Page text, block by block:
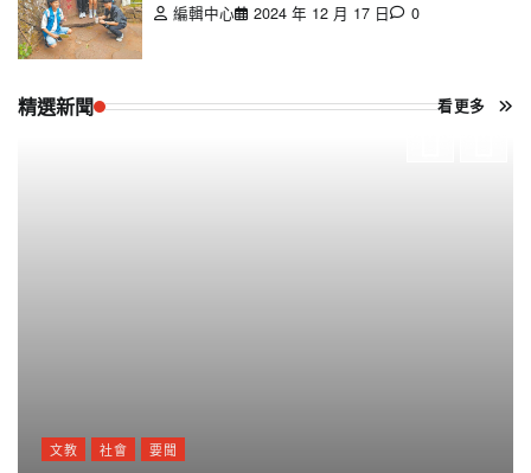
編輯中心
2024 年 12 月 17 日 0
精選新聞 看更多
文教 社會 要聞